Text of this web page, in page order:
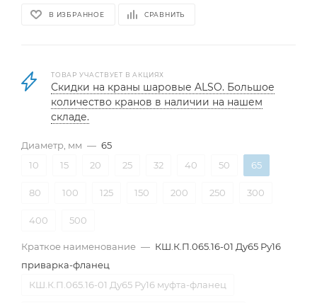
В ИЗБРАННОЕ СРАВНИТЬ
ТОВАР УЧАСТВУЕТ В АКЦИЯХ
Скидки на краны шаровые ALSO. Большое
количество кранов в наличии на нашем
складе.
Диаметр, мм — 65
10
15 20 25 32 40 50 65
80 100 125 150 200 250 300
400 500
Краткое наименование — КШ.К.П.065.16-01 Ду65 Ру16
приварка-фланец
КШ.К.П.065.16-01 Ду65 Ру16 муфта-фланец